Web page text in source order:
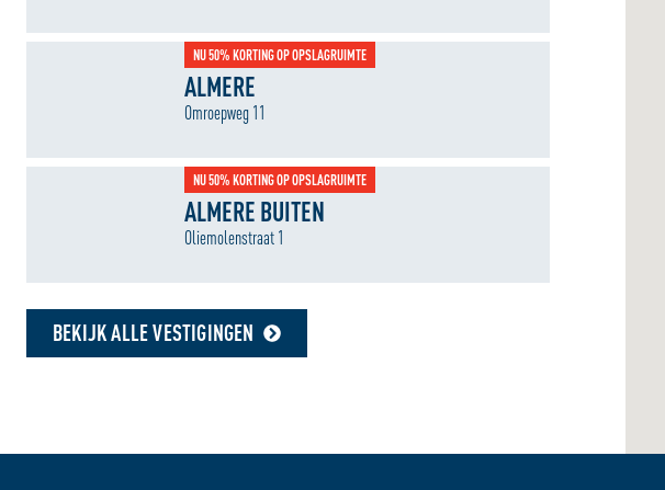
NU 50% KORTING OP OPSLAGRUIMTE
ALMERE
Omroepweg 11
NU 50% KORTING OP OPSLAGRUIMTE
ALMERE BUITEN
Oliemolenstraat 1
BEKIJK ALLE VESTIGINGEN